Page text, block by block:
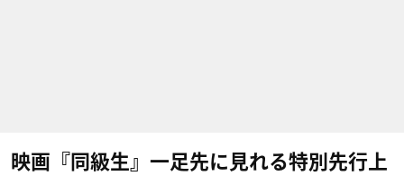
映画『同級生』一足先に見れる特別先行上